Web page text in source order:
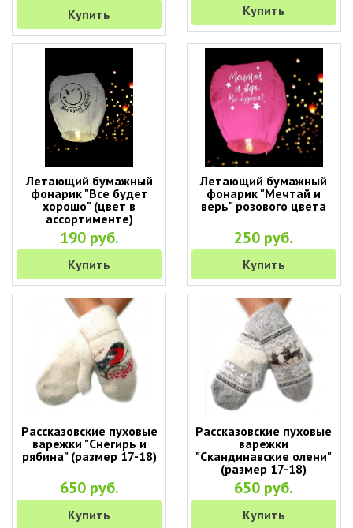
Купить Купить
Летающий бумажный
фонарик "Все будет
хорошо" (цвет в
ассортименте)
190 руб.
Купить
Летающий бумажный
фонарик "Мечтай и
верь" розового цвета
250 руб.
Купить
Рассказовские пуховые
варежки "Снегирь и
рябина" (размер 17-18)
650 руб.
Купить
Рассказовские пуховые
варежки
"Скандинавские олени"
(размер 17-18)
650 руб.
Купить